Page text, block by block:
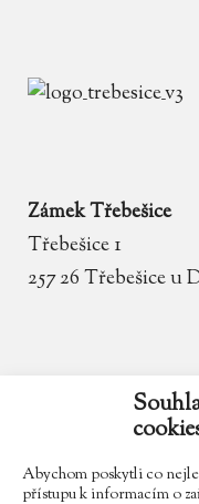
Abychom poskytli co
přístupu k informacím o
Zámek Třebešice
Třebešice 1
257 26 Třebešice u
602 354 467